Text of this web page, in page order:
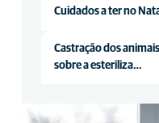
Cuidados a ter no
Castração dos
sobre a esteriliza…